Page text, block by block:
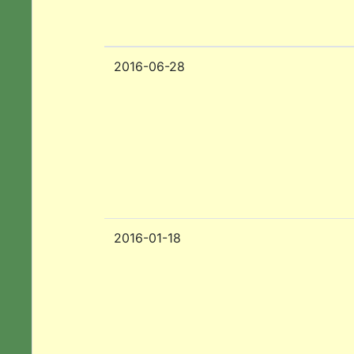
2016-06-28
2016-01-18